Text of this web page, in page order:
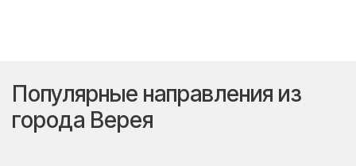
Популярные направления из
города Верея